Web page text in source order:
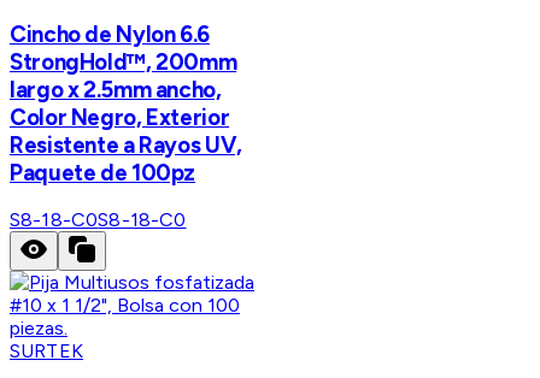
Cincho de Nylon 6.6
StrongHold™, 200mm
largo x 2.5mm ancho,
Color Negro, Exterior
Resistente a Rayos UV,
Paquete de 100pz
S8-18-C0S8-18-C0
SURTEK